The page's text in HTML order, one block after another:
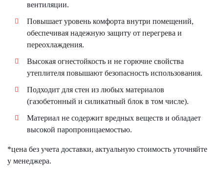
вентиляции.
Повышает уровень комфорта внутри помещений,
обеспечивая надежную защиту от перегрева и
переохлаждения.
Высокая огнестойкость и не горючие свойства
утеплителя повышают безопасность использования.
Подходит для стен из любых материалов
(газобетонный и силикатный блок в том числе).
Материал не содержит вредных веществ и обладает
высокой паропроницаемостью.
*цена без учета доставки, актуальную стоимость уточняйте
у менеджера.